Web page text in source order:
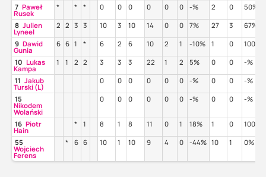
7 Paweł
Rusek
* * * 0 0 0 0 0 0 -% 2 0 50%
8 Julien
Lyneel
2 2 3 3 10 3 10 14 0 0 7% 27 3 67%
9 Dawid
Gunia
6 6 1 * 6 2 6 10 2 1 -10% 1 0 100%
10 Lukas
Kampa
1 1 2 2 3 3 3 22 1 2 5% 0 0 -%
11 Jakub
Turski (L)
0 0 0 0 0 0 -% 0 0 -%
15
Nikodem
Wolański
0 0 0 0 0 0 -% 0 0 -%
16 Piotr
Hain
* 1 8 1 8 11 0 1 18% 1 0 100%
55
Wojciech
Ferens
* 6 6 10 1 10 9 4 0 -44% 10 1 0%